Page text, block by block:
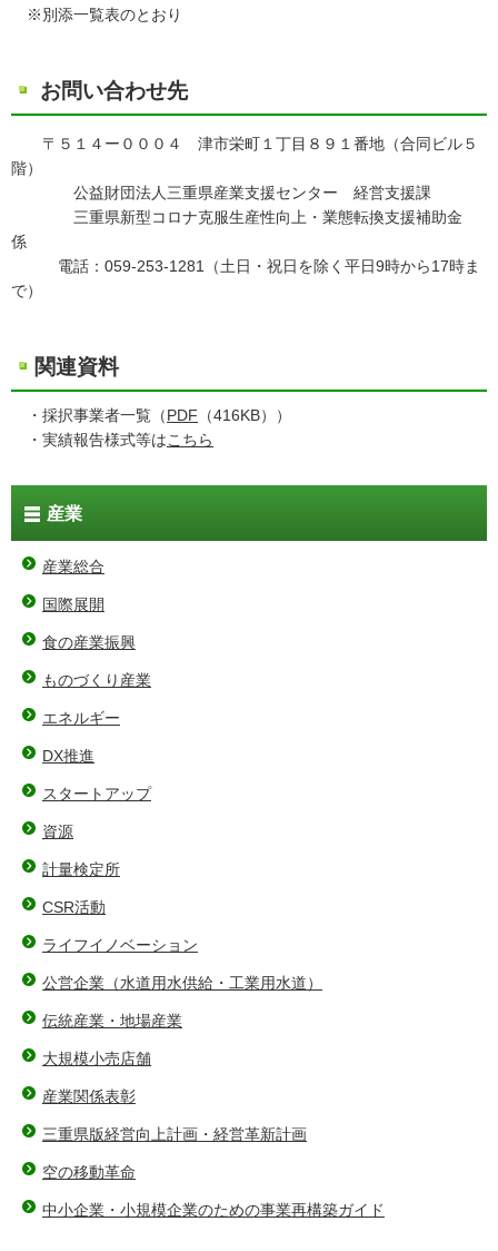
※別添一覧表のとおり
お問い合わせ先
〒５１４ー０００４ 津市栄町１丁目８９１番地（合同ビル５
階）
公益財団法人三重県産業支援センター 経営支援課
三重県新型コロナ克服生産性向上・業態転換支援補助金
係
電話：059-253-1281（土日・祝日を除く平日9時から17時ま
で）
関連資料
・採択事業者一覧（PDF （416KB））
・実績報告様式等はこちら
産業
産業総合
国際展開
食の産業振興
ものづくり産業
エネルギー
DX推進
スタートアップ
資源
計量検定所
CSR活動
ライフイノベーション
公営企業（水道用水供給・工業用水道）
伝統産業・地場産業
大規模小売店舗
産業関係表彰
三重県版経営向上計画・経営革新計画
空の移動革命
中小企業・小規模企業のための事業再構築ガイド